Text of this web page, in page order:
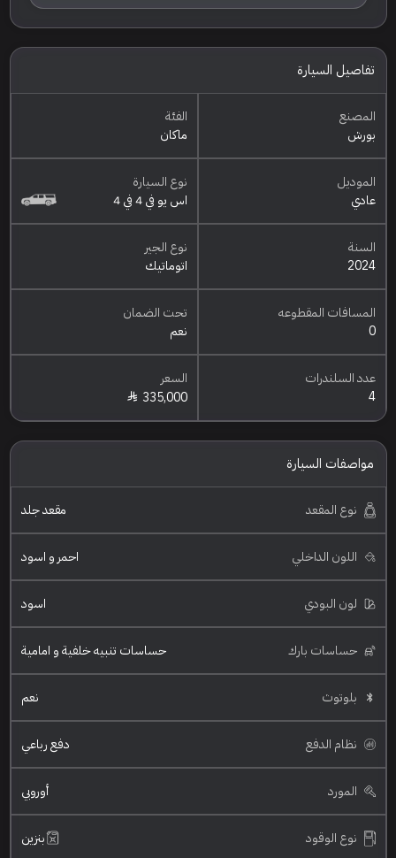
تفاصيل السيارة
المصنع
بورش
الفئة
ماكان
الموديل
عادي
نوع السيارة
اس يو في 4 في 4
السنة
2024
نوع الجير
اتوماتيك
المسافات المقطوعه
0
تحت الضمان
نعم
عدد السلندرات
4
السعر
335,000
مواصفات السيارة
نوع المقعد مقعد جلد
اللون الداخلي احمر و اسود
لون البودي اسود
حساسات بارك حساسات تنبيه خلفية و امامية
بلوتوث نعم
نظام الدفع دفع رباعي
المورد أوروبي
نوع الوقود بنزين